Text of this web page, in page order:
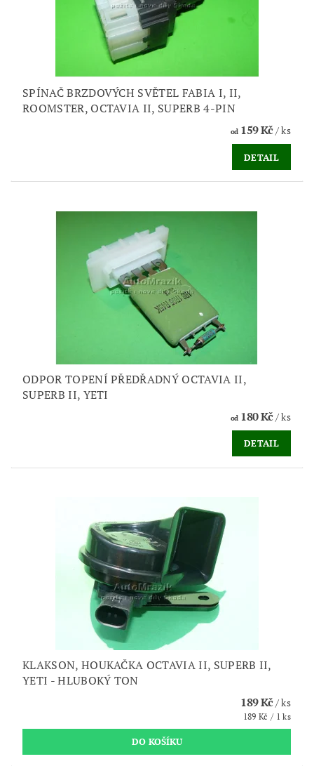
SPÍNAČ BRZDOVÝCH SVĚTEL FABIA I, II,
ROOMSTER, OCTAVIA II, SUPERB 4-PIN
od159 Kč/ ks
DETAIL
ODPOR TOPENÍ PŘEDŘADNÝ OCTAVIA II,
SUPERB II, YETI
od180 Kč/ ks
DETAIL
KLAKSON, HOUKAČKA OCTAVIA II, SUPERB II,
YETI - HLUBOKÝ TON
189 Kč/ ks
189 Kč / 1 ks